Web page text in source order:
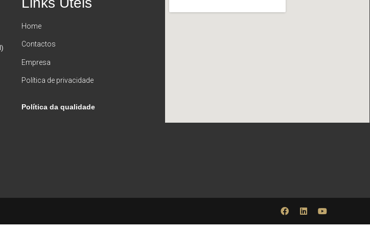
Home
Contactos
Empresa
Política de privacidade
Política da qualidade